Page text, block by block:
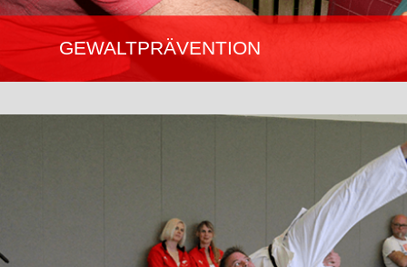
GEWALTPRÄVENTION
muss berücksichtigt werden. Ju-Jutsu bietet Grundlagen für
mögliche Opfer sexualisierter Gewalt; Kinder und Jugendliche;
Mehr erfahren…